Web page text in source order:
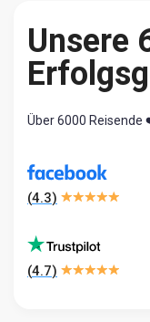
Unsere
Über 6000 Reisende
(4.3)
(4.7)